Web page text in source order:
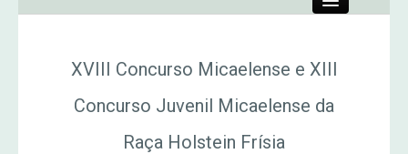
MERCADO AGRÍCOLA DE SANTANA
XVIII Concurso Micaelense e XIII
Concurso Juvenil Micaelense da
Raça Holstein Frísia